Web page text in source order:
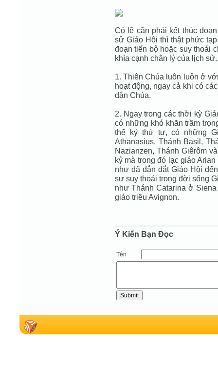
Có lẽ cần phải kết thúc
sử Giáo Hội thì thật phức
đoạn tiến bộ hoặc suy thoái
khía cạnh chân lý của lịch
1. Thiên Chúa luôn luôn ở
hoạt động, ngay cả khi có
dân Chúa.
2. Ngay trong các thời kỳ
có những khó khăn trầm
thế kỷ thứ tư, có những
Athanasius, Thánh Basil,
Nazianzen, Thánh Giêrôm
kỷ mà trong đó lạc giáo
như đã dẫn dắt Giáo Hội
sự suy thoái trong đời sống
như Thánh Catarina ở
giáo triều Avignon.
Ý Kiến Bạn Ðọc
Tên